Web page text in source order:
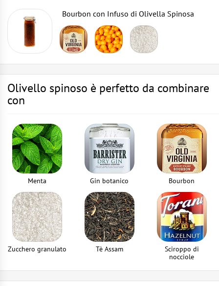
Bourbon con Infuso di Olivella Spinosa
Olivello spinoso è perfetto da combinare
con
Menta Gin botanico Bourbon
Zucchero granulato Tè Assam
Sciroppo di
nocciole